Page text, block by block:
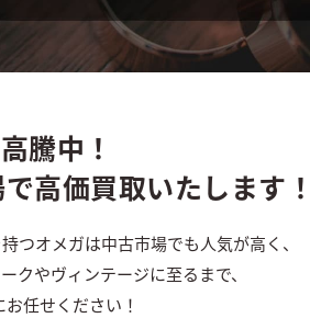
騰中！
で高価買取いたします！
つオメガは中古市場でも人気が高く、
クやヴィンテージに至るまで、
任せください！